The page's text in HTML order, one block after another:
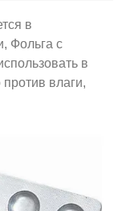
в
Фольга с
в
влаги,